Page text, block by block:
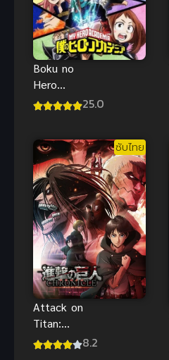
Boku no
Hero
Academia 2
พากย์ไทย
25.0
ซับไทย
Attack on
Titan:
Chronicle ผ่า
8.2